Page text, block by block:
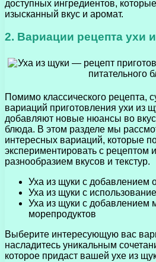
доступных ингредиентов,
изысканный вкус и аромат.
2. Вариации рецепта ухи
Помимо классического рецепта,
вариаций приготовления ухи из
добавляют новые нюансы во
блюда. В этом разделе мы
интересных вариаций, которые
экспериментировать с рецептом
разнообразием вкусов и текстур.
Уха из щуки с добавлением
Уха из щуки с
Уха из щуки с добавлением
морепродуктов
Выберите интересующую вас
насладитесь уникальным
которое придаст вашей ухе из